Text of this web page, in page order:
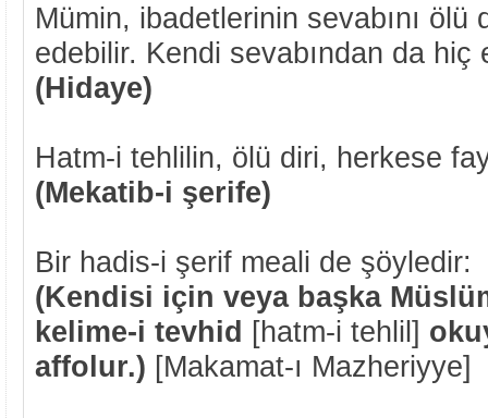
Mümin, ibadetlerinin sevabını ölü
edebilir. Kendi sevabından da hiç
(Hidaye)
Hatm-i tehlilin, ölü diri, herkese
(Mekatib-i şerife)
Bir hadis-i şerif meali de şöyledir:
(Kendisi için veya başka
kelime-i tevhid [hatm-i tehlil]
affolur.) [Makamat-ı Mazheriyye]